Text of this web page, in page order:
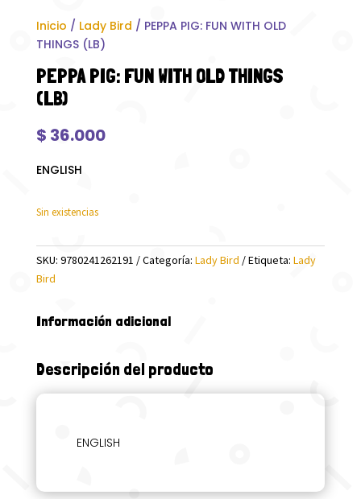
Inicio / Lady Bird / PEPPA PIG: FUN WITH OLD
THINGS (LB)
PEPPA PIG: FUN WITH OLD THINGS
(LB)
$ 36.000
ENGLISH
Sin existencias
SKU: 9780241262191 Categoría: Lady Bird Etiqueta: Lady
Bird
Información adicional
Descripción del producto
ENGLISH